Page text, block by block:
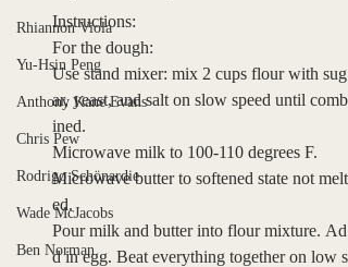
Rhiannon Viola
Yu-Hsin Peng
Anthony Kane Evans
Chris Pew
Rodrigo Schönardie
Wade McJacobs
Ben Norman
Instructions:
For the dough:
Use stand mixer: mix 2 cups flour with sug
ar, yeast, and salt on slow speed until comb
ined.
Microwave milk to 100-110 degrees F.
Microwave butter to softened state not melt
ed.
Pour milk and butter into flour mixture. Ad
d in egg. Beat everything together on low s